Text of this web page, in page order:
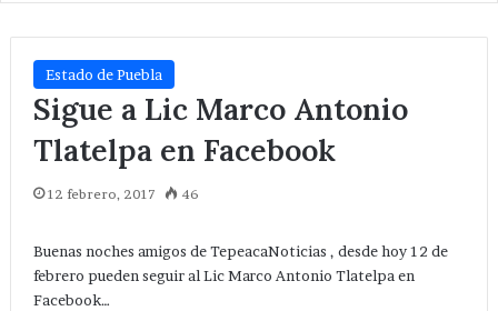
Estado de Puebla
Sigue a Lic Marco Antonio
Tlatelpa en Facebook
12 febrero, 2017 46
Buenas noches amigos de TepeacaNoticias , desde hoy 12 de
febrero pueden seguir al Lic Marco Antonio Tlatelpa en
Facebook…